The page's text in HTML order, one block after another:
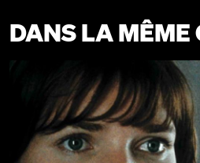
DANS LA MÊME